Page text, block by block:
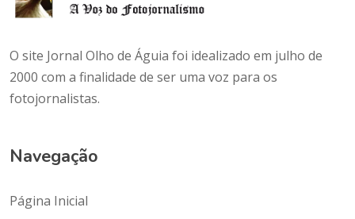
O site Jornal Olho de Águia foi idealizado em julho de
2000 com a finalidade de ser uma voz para os
fotojornalistas.
Navegação
Página Inicial